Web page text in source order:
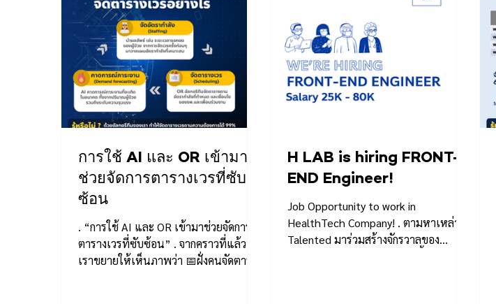
การใช้ AI และ OR เข้ามา
ช่วยจัดการตารางเวรที่ซับ
ซ้อน
. “การใช้ AI และ OR เข้ามาช่วยจัดการ
ตารางเวรที่ซับซ้อน” . จากคราวที่แล้วที่
เราขยายให้เห็นภาพว่า 📅ฝั่งคนจัดตาราง
H LAB is hiring FRONT-
END Engineer!
Job Opportunity to work in
HealthTech Company! . ตามหาเหล่า
Talented มาร่วมสร้างจักรวาลของ